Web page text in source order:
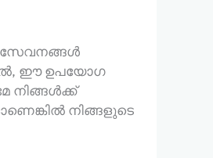
സേവനങ്ങൾ
ഈ ഉപയോഗ
നിങ്ങൾക്ക്
നിങ്ങളുടെ